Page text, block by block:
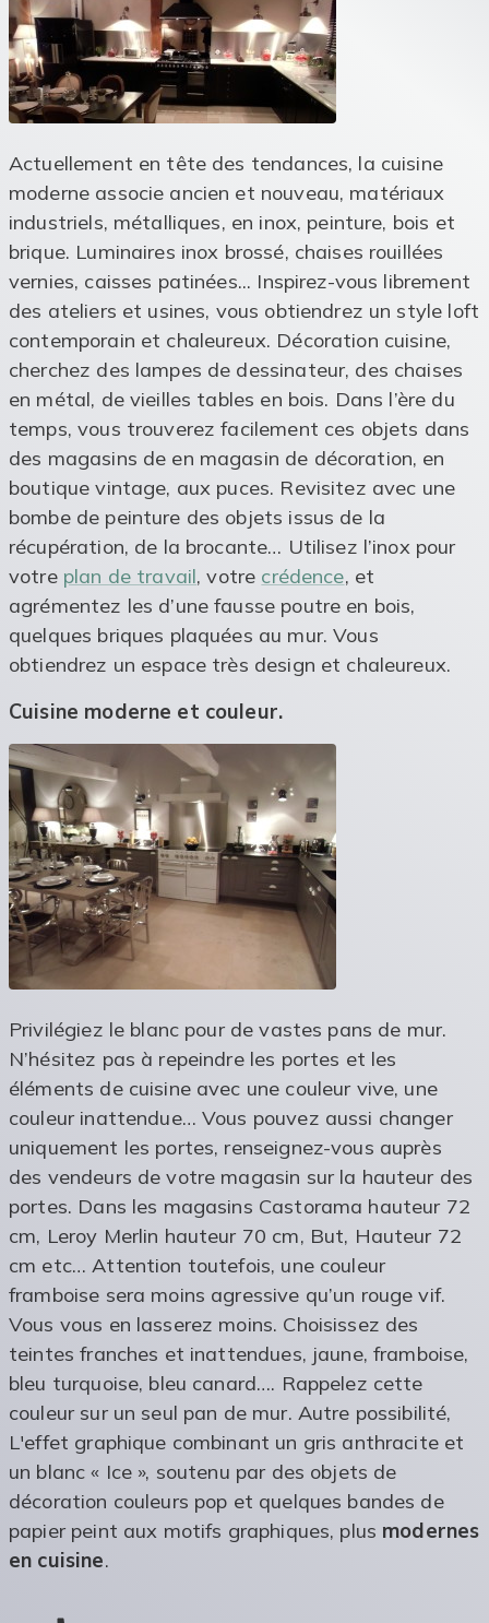
Actuellement en tête des tendances, la cuisine
moderne associe ancien et nouveau, matériaux
industriels, métalliques, en inox, peinture, bois et
brique. Luminaires inox brossé, chaises rouillées
vernies, caisses patinées... Inspirez-vous librement
des ateliers et usines, vous obtiendrez un style loft
contemporain et chaleureux. Décoration cuisine,
cherchez des lampes de dessinateur, des chaises
en métal, de vieilles tables en bois. Dans l’ère du
temps, vous trouverez facilement ces objets dans
des magasins de en magasin de décoration, en
boutique vintage, aux puces. Revisitez avec une
bombe de peinture des objets issus de la
récupération, de la brocante… Utilisez l’inox pour
votre plan de travail, votre crédence, et
agrémentez les d’une fausse poutre en bois,
quelques briques plaquées au mur. Vous
obtiendrez un espace très design et chaleureux.
Cuisine moderne et couleur.
Privilégiez le blanc pour de vastes pans de mur.
N’hésitez pas à repeindre les portes et les
éléments de cuisine avec une couleur vive, une
couleur inattendue… Vous pouvez aussi changer
uniquement les portes, renseignez-vous auprès
des vendeurs de votre magasin sur la hauteur des
portes. Dans les magasins Castorama hauteur 72
cm, Leroy Merlin hauteur 70 cm, But, Hauteur 72
cm etc… Attention toutefois, une couleur
framboise sera moins agressive qu’un rouge vif.
Vous vous en lasserez moins. Choisissez des
teintes franches et inattendues, jaune, framboise,
bleu turquoise, bleu canard…. Rappelez cette
couleur sur un seul pan de mur. Autre possibilité,
L'effet graphique combinant un gris anthracite et
un blanc « Ice », soutenu par des objets de
décoration couleurs pop et quelques bandes de
papier peint aux motifs graphiques, plus modernes
en cuisine.